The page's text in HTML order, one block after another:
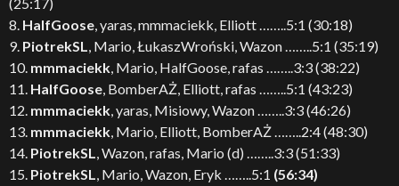
8. HalfGoose , yaras, mmmaciekk, Elliott ……..5:1 (30:18)
9. PiotrekSL
, Mario, ŁukaszWroński, Wazon ……..5:1 (35:19)
10. mmmaciekk , Mario, HalfGoose, rafas ……..3:3 (38:22)
11. HalfGoose , BomberAŻ, Elliott, rafas ……..5:1 (43:23)
12. mmmaciekk , yaras, Misiowy, Wazon ……..3:3 (46:26)
13. mmmaciekk , Mario, Elliott, BomberAŻ ……..2:4 (48:30)
14. PiotrekSL
, Wazon, rafas, Mario (d) ……..3:3 (51:33)
15. PiotrekSL , Mario, Wazon, Eryk ……..5:1 (56:34)